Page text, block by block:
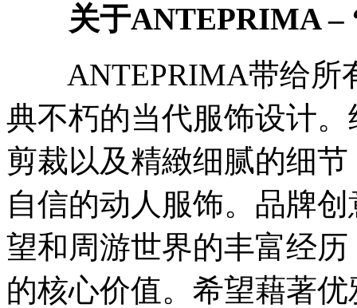
关于ANTEPRIMA –
ANTEPRIMA带给所
典不朽的当代服饰设计
剪裁以及精緻细腻的细
自信的动人服饰。品牌
望和周游世界的丰富经
的核心价值。希望藉著